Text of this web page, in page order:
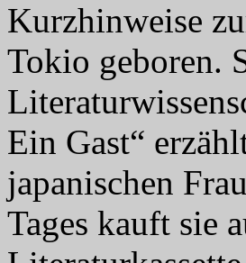
Kurzhinweise
Tokio geboren.
Ein Gast“
japanischen
Tages kauft sie